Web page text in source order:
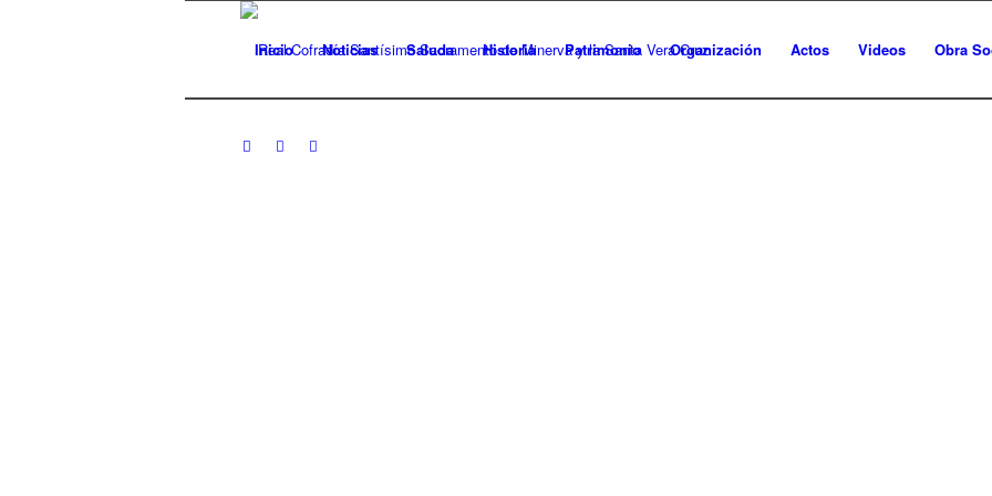
Inicio Noticias Saluda Historia Patrimonio Organización Actos Videos Obra